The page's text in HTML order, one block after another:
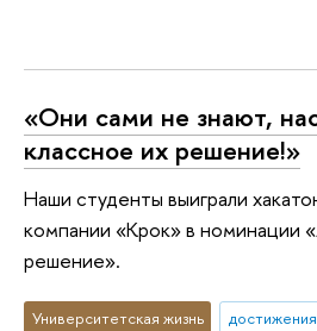
«Они сами не знают,
классное их решение!»
Наши студенты выиграли
компании «Крок» в номинации
решение».
Университетская жизнь достижения